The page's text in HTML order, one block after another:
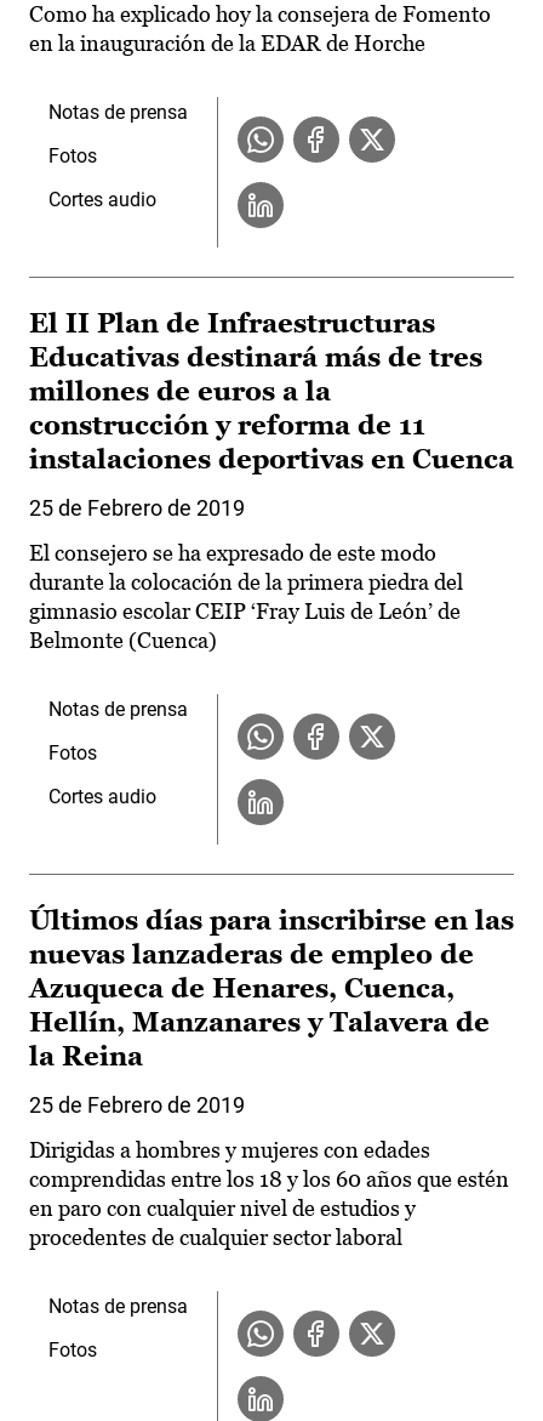
Como ha explicado hoy la consejera de Fomento
en la inauguración de la EDAR de Horche
Notas de prensa
Fotos
Cortes audio
El II Plan de Infraestructuras
Educativas destinará más de tres
millones de euros a la
construcción y reforma de 11
instalaciones deportivas en Cuenca
25 de Febrero de 2019
El consejero se ha expresado de este modo
durante la colocación de la primera piedra del
gimnasio escolar CEIP ‘Fray Luis de León’ de
Belmonte (Cuenca)
Notas de prensa
Fotos
Cortes audio
Últimos días para inscribirse en las
nuevas lanzaderas de empleo de
Azuqueca de Henares, Cuenca,
Hellín, Manzanares y Talavera de
la Reina
25 de Febrero de 2019
Dirigidas a hombres y mujeres con edades
comprendidas entre los 18 y los 60 años que estén
en paro con cualquier nivel de estudios y
procedentes de cualquier sector laboral
Notas de prensa
Fotos